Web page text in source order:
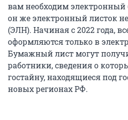
вам необходим
он же электронный листок
(ЭЛН). Начиная с 2022 года,
оформляются только в
Бумажный лист могут
работники, сведения о
гостайну, находящиеся под
новых регионах РФ.